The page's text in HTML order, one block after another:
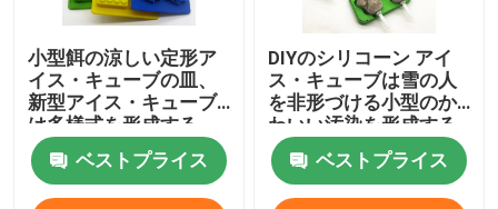
小型餌の涼しい定形ア
イス・キューブの皿、
新型アイス・キューブ
は多様式を形成する
ベストプライス
DIYのシリコーン アイ
ス・キューブは雪の人
を非形づける小型のか
わいい汚染を形成する
ベストプライス